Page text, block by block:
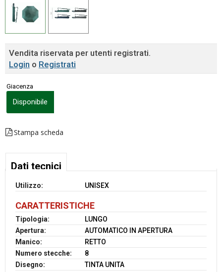
Vendita riservata per utenti registrati.
Login o Registrati
Giacenza
Disponibile
Stampa scheda
Dati tecnici
Utilizzo: UNISEX
CARATTERISTICHE
Tipologia:
LUNGO
Apertura:
AUTOMATICO IN APERTURA
Manico:
RETTO
Numero stecche:
8
Disegno:
TINTA UNITA